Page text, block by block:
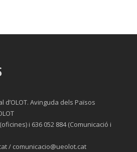
d’OLOT. Avinguda dels Països
i 636 052 884 (Comunicació i
/ comunicacio@ueolot.cat